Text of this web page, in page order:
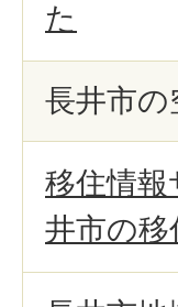
た
長井市
移住情
井市の